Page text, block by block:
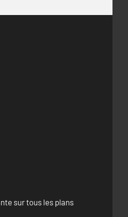
sur tous les plans